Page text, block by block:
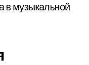
в музыкальной